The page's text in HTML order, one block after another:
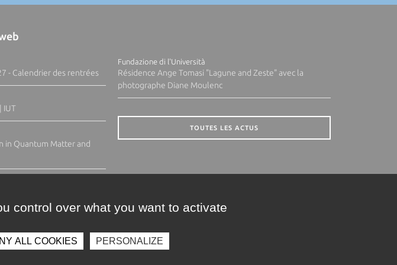
- Calendrier des rentrées
IUT
in Quantum Matter and
Fundazione di l'Università
Résidence Ange Tomasi "Lagune and Zeste" avec la
photographe Diane Moulenc
TOUTES LES ACTUS
control over what you want to activate
ALL COOKIES PERSONALIZE